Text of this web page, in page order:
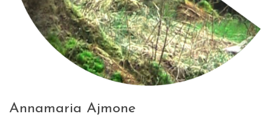
Annamaria Ajmone